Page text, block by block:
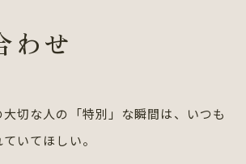
わせ
切な人の「特別」な瞬間は、
いつも
いてほしい。